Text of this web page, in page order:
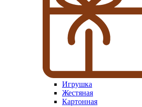
Игрушка
Жестяная
Картонная